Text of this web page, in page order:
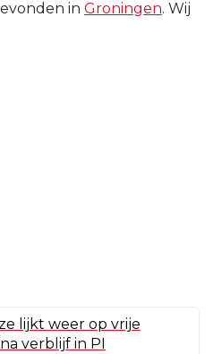
in Groningen. Wij
lijkt weer op vrije
verblijf in PI